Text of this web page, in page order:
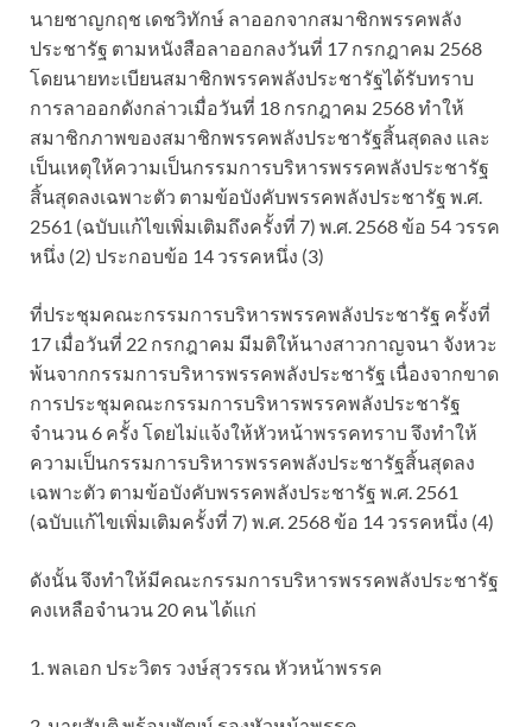
นายชาญกฤช เดชวิทักษ์ ลาออกจากสมาชิกพรรคพลัง
ประชารัฐ ตามหนังสือลาออกลงวันที่ 17 กรกฎาคม 2568
โดยนายทะเบียนสมาชิกพรรคพลังประชารัฐได้รับทราบ
การลาออกดังกล่าวเมื่อวันที่ 18 กรกฎาคม 2568 ทำให้
สมาชิกภาพของสมาชิกพรรคพลังประชารัฐสิ้นสุดลง และ
เป็นเหตุให้ความเป็นกรรมการบริหารพรรคพลังประชารัฐ
สิ้นสุดลงเฉพาะตัว ตามข้อบังคับพรรคพลังประชารัฐ พ.ศ.
2561 (ฉบับแก้ไขเพิ่มเติมถึงครั้งที่ 7) พ.ศ. 2568 ข้อ 54 วรรค
หนึ่ง (2) ประกอบข้อ 14 วรรคหนึ่ง (3)
ที่ประชุมคณะกรรมการบริหารพรรคพลังประชารัฐ ครั้งที่
17 เมื่อวันที่ 22 กรกฎาคม มีมติให้นางสาวกาญจนา จังหวะ
พ้นจากกรรมการบริหารพรรคพลังประชารัฐ เนื่องจากขาด
การประชุมคณะกรรมการบริหารพรรคพลังประชารัฐ
จำนวน 6 ครั้ง โดยไม่แจ้งให้หัวหน้าพรรคทราบ จึงทำให้
ความเป็นกรรมการบริหารพรรคพลังประชารัฐสิ้นสุดลง
เฉพาะตัว ตามข้อบังคับพรรคพลังประชารัฐ พ.ศ. 2561
(ฉบับแก้ไขเพิ่มเติมครั้งที่ 7) พ.ศ. 2568 ข้อ 14 วรรคหนึ่ง (4)
ดังนั้น จึงทำให้มีคณะกรรมการบริหารพรรคพลังประชารัฐ
คงเหลือจำนวน 20 คน ได้แก่
1. พลเอก ประวิตร วงษ์สุวรรณ หัวหน้าพรรค